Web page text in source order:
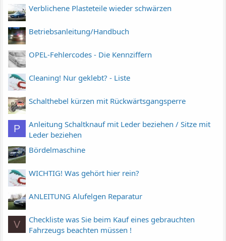
Verblichene Plasteteile wieder schwärzen
Betriebsanleitung/Handbuch
OPEL-Fehlercodes - Die Kennziffern
Cleaning! Nur geklebt? - Liste
Schalthebel kürzen mit Rückwärtsgangsperre
P
Anleitung Schaltknauf mit Leder beziehen / Sitze mit
Leder beziehen
Bördelmaschine
WICHTIG! Was gehört hier rein?
ANLEITUNG Alufelgen Reparatur
V
Checkliste was Sie beim Kauf eines gebrauchten
Fahrzeugs beachten müssen !